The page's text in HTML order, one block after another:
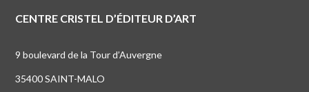
CENTRE CRISTEL D’ÉDITEUR D’ART
9 boulevard de la Tour d’Auvergne
35400 SAINT-MALO